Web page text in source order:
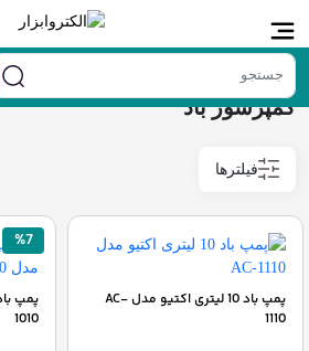
خانه/ابزار بادی و بنزینی/ کمپرسور باد
کمپرسور باد
فیلترها
پمپ باد 10 لیتری اکتیو مدل AC-
1110
%7
1010